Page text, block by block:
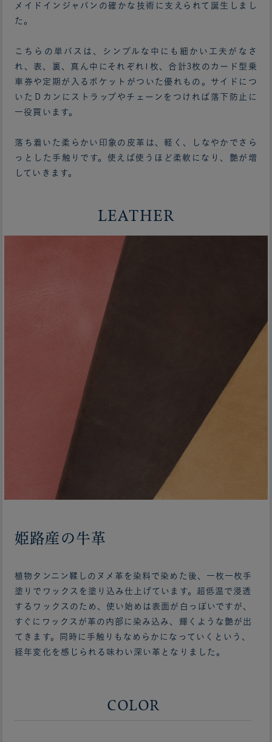
メイドインジャパンの確かな技術に支えられて誕生しまし
た。
こちらの単パスは、シンプルな中にも細かい工夫がなさ
れ、表、裏、真ん中にそれぞれ1枚、合計3枚のカード型乗
車券や定期が入るポケットがついた優れもの。サイドにつ
いたＤカンにストラップやチェーンをつければ落下防止に
一役買います。
落ち着いた柔らかい印象の皮革は、軽く、しなやかでさら
っとした手触りです。使えば使うほど柔軟になり、艶が増
していきます。
LEATHER
姫路産の牛革
植物タンニン鞣しのヌメ革を染料で染めた後、一枚一枚手
塗りでワックスを塗り込み仕上げています。超低温で浸透
するワックスのため、使い始めは表面が白っぽいですが、
すぐにワックスが革の内部に染み込み、輝くような艶が出
てきます。同時に手触りもなめらかになっていくという、
経年変化を感じられる味わい深い革となりました。
COLOR